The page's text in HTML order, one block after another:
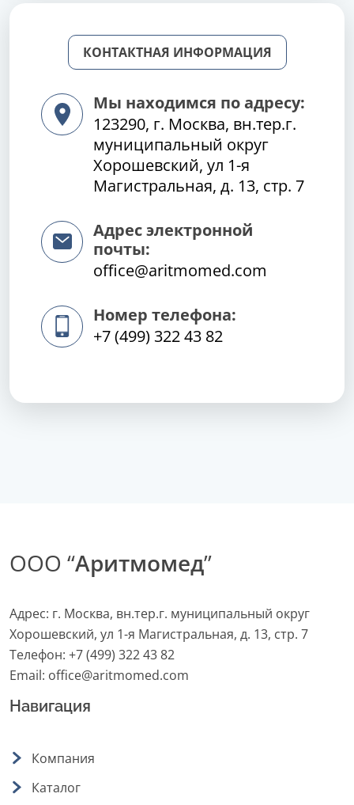
КОНТАКТНАЯ ИНФОРМАЦИЯ
Мы находимся по адресу:
123290, г. Москва, вн.тер.г.
муниципальный округ
Хорошевский, ул 1-я
Магистральная, д. 13, стр. 7
Адрес электронной
почты:
office@aritmomed.com
Номер телефона:
+7 (499) 322 43 82
ООО “Аритмомед”
Адрес: г. Москва, вн.тер.г. муниципальный округ
Хорошевский, ул 1-я Магистральная, д. 13, стр. 7
Телефон: +7 (499) 322 43 82
Email: office@aritmomed.com
Навигация
Компания
Каталог